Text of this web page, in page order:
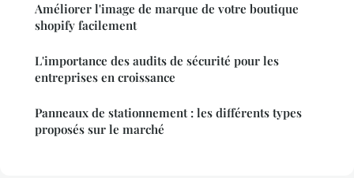
Améliorer l'image de marque de votre boutique
shopify facilement
L'importance des audits de sécurité pour les
entreprises en croissance
Panneaux de stationnement : les différents types
proposés sur le marché